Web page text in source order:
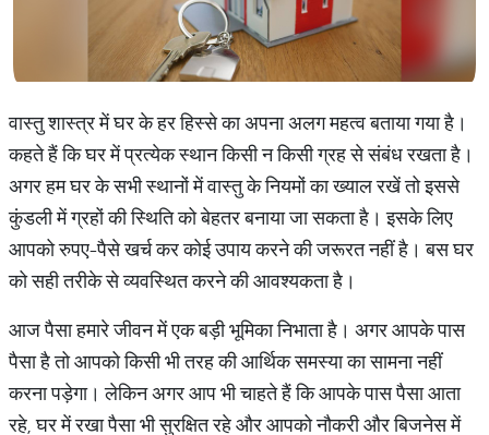
वास्तु शास्त्र में घर के हर हिस्से का अपना अलग महत्व बताया गया है।
कहते हैं कि घर में प्रत्येक स्थान किसी न किसी ग्रह से संबंध रखता है।
अगर हम घर के सभी स्थानों में वास्तु के नियमों का ख्याल रखें तो इससे
कुंडली में ग्रहों की स्थिति को बेहतर बनाया जा सकता है। इसके लिए
आपको रुपए-पैसे खर्च कर कोई उपाय करने की जरूरत नहीं है। बस घर
को सही तरीके से व्यवस्थित करने की आवश्यकता है।
आज पैसा हमारे जीवन में एक बड़ी भूमिका निभाता है। अगर आपके पास
पैसा है तो आपको किसी भी तरह की आर्थिक समस्या का सामना नहीं
करना पड़ेगा। लेकिन अगर आप भी चाहते हैं कि आपके पास पैसा आता
रहे, घर में रखा पैसा भी सुरक्षित रहे और आपको नौकरी और बिजनेस में